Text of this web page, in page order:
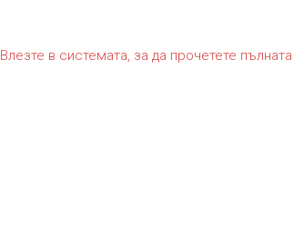
Влезте в системата, за да прочетете пълната